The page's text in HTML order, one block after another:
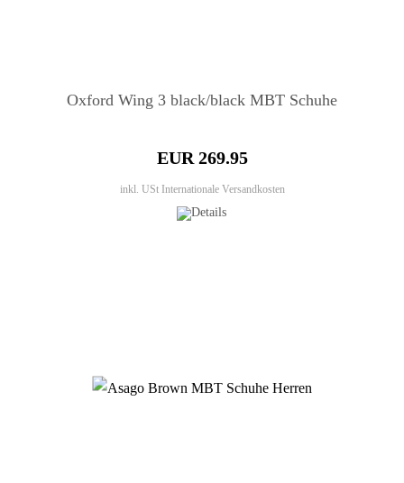
Oxford Wing 3 black/black MBT Schuhe
EUR 269.95
inkl. USt Internationale Versandkosten